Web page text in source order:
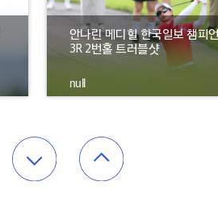
안나린 메디힐 한국일보 챔피
3R 2번홀 트러블샷
null